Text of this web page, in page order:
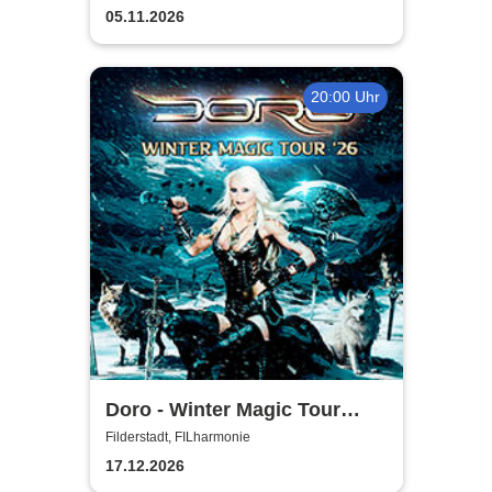
05.11.2026
20:00 Uhr
Doro - Winter Magic Tour
2026
Filderstadt, FILharmonie
17.12.2026